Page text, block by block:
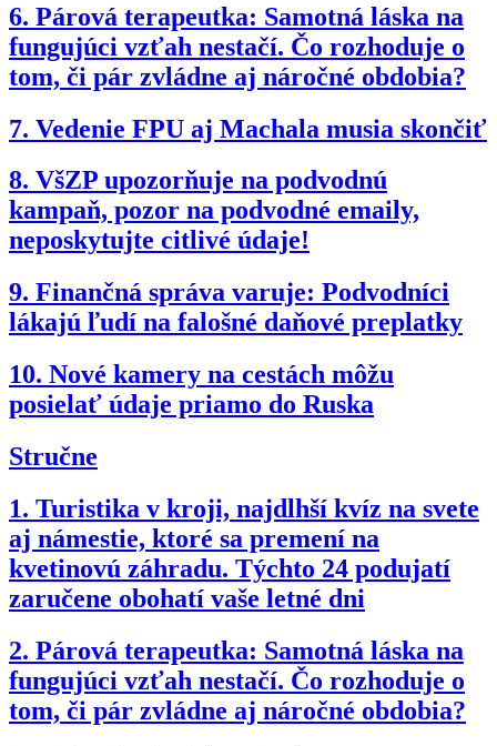
6. Párová terapeutka: Samotná láska na
fungujúci vzťah nestačí. Čo rozhoduje o
tom, či pár zvládne aj náročné obdobia?
7. Vedenie FPU aj Machala musia skončiť
8. VšZP upozorňuje na podvodnú
kampaň, pozor na podvodné emaily,
neposkytujte citlivé údaje!
9. Finančná správa varuje: Podvodníci
lákajú ľudí na falošné daňové preplatky
10. Nové kamery na cestách môžu
posielať údaje priamo do Ruska
Stručne
1. Turistika v kroji, najdlhší kvíz na svete
aj námestie, ktoré sa premení na
kvetinovú záhradu. Týchto 24 podujatí
zaručene obohatí vaše letné dni
2. Párová terapeutka: Samotná láska na
fungujúci vzťah nestačí. Čo rozhoduje o
tom, či pár zvládne aj náročné obdobia?